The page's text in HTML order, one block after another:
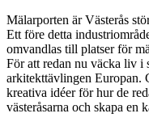
Mälarporten är Västerås
Ett före detta
omvandlas till platser för
För att redan nu väcka liv i
arkitekttävlingen Europan.
kreativa idéer för hur de
västeråsarna och skapa en